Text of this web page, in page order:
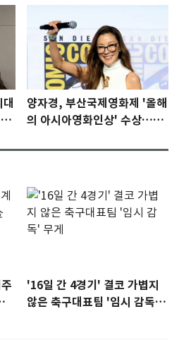
양자경, 부산국제영화제 '올해
의 아시아영화인상' 수상…15
'16일 간 4경기' 결코 가볍지
않은 축구대표팀 '임시 감독'